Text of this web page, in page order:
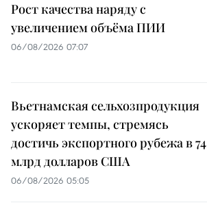
Рост качества наряду с
увеличением объёма ПИИ
06/08/2026 07:07
Вьетнамская сельхозпродукция
ускоряет темпы, стремясь
достичь экспортного рубежа в 74
млрд долларов США
06/08/2026 05:05